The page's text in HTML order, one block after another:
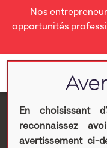
Nos
opportunités
En choisissant
reconnaissez
avertissement ci-